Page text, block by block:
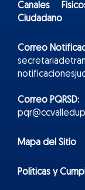
Canales
Ciudadano
Correo
Correo PQRSD:
Mapa del Sitio
Políticas y